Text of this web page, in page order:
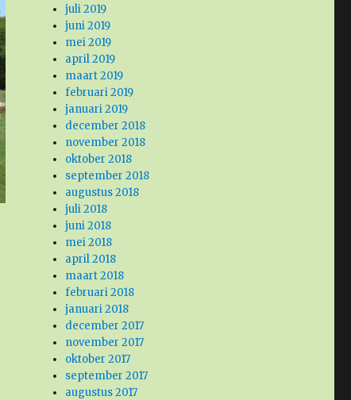
juli 2019
juni 2019
mei 2019
april 2019
maart 2019
februari 2019
januari 2019
december 2018
november 2018
oktober 2018
september 2018
augustus 2018
juli 2018
juni 2018
mei 2018
april 2018
maart 2018
februari 2018
januari 2018
december 2017
november 2017
oktober 2017
september 2017
augustus 2017